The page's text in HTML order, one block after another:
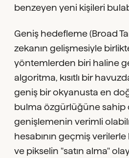
benzeyen yeni kişileri
Geniş hedefleme (Broad
zekanın gelişmesiyle
yöntemlerden biri haline
algoritma, kısıtlı bir
geniş bir okyanusta en
bulma özgürlüğüne sahip
genişlemenin verimli
hesabının geçmiş
ve pikselin "satın alma"